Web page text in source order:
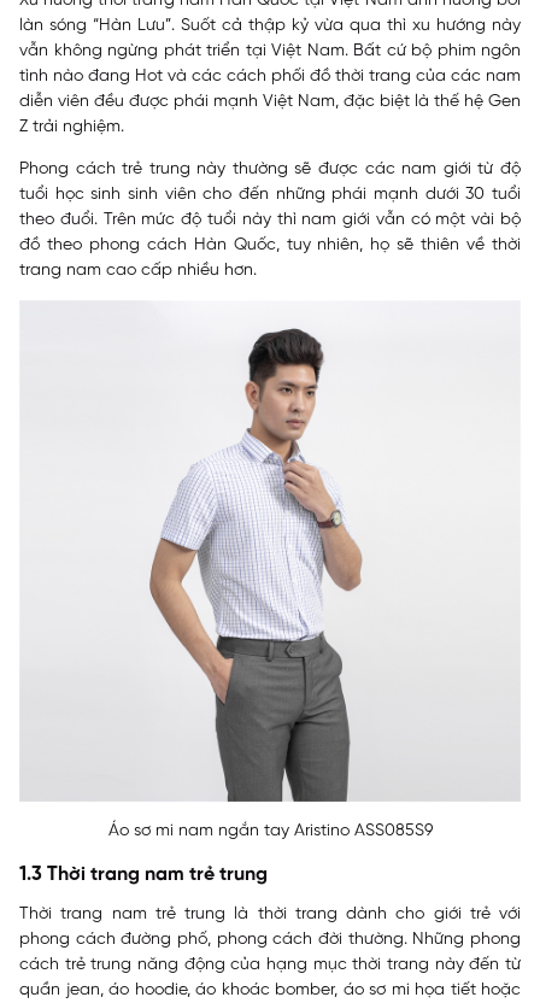
làn sóng “Hàn Lưu”. Suốt cả thập kỷ vừa qua thì xu hướng này
vẫn không ngừng phát triển tại Việt Nam. Bất cứ bộ phim ngôn
tình nào đang Hot và các cách phối đồ thời trang của các nam
diễn viên đều được phái mạnh Việt Nam, đặc biệt là thế hệ Gen
Z trải nghiệm.
Phong cách trẻ trung này thường sẽ được các nam giới từ độ
tuổi học sinh sinh viên cho đến những phái mạnh dưới 30 tuổi
theo đuổi. Trên mức độ tuổi này thì nam giới vẫn có một vài bộ
đồ theo phong cách Hàn Quốc, tuy nhiên, họ sẽ thiên về thời
trang nam cao cấp nhiều hơn.
Áo sơ mi nam ngắn tay Aristino ASS085S9
1.3 Thời trang nam trẻ trung
Thời trang nam trẻ trung là thời trang dành cho giới trẻ với
phong cách đường phố, phong cách đời thường. Những phong
cách trẻ trung năng động của hạng mục thời trang này đến từ
quần jean, áo hoodie, áo khoác bomber, áo sơ mi họa tiết hoặc